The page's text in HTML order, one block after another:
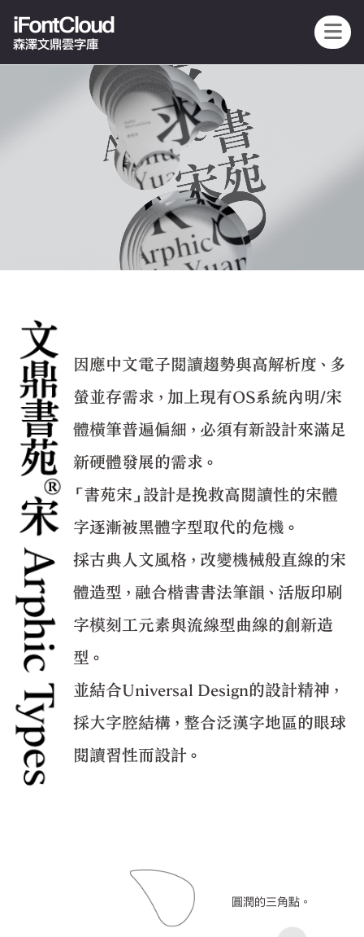
iFontCloud
森澤文鼎雲字庫
因應中文電子閱讀趨勢與高解析度、多
螢並存需求，加上現有OS系統內明/宋
體橫筆普遍偏細，必須有新設計來滿足
新硬體發展的需求。
「書苑宋」設計是挽救高閱讀性的宋體
字逐漸被黑體字型取代的危機。
採古典人文風格，改變機械般直線的宋
體造型，融合楷書書法筆韻、活版印刷
字模刻工元素與流線型曲線的創新造
型。
並結合Universal Design的設計精神，
採大字腔結構，整合泛漢字地區的眼球
閱讀習性而設計。
圓潤的三角點。